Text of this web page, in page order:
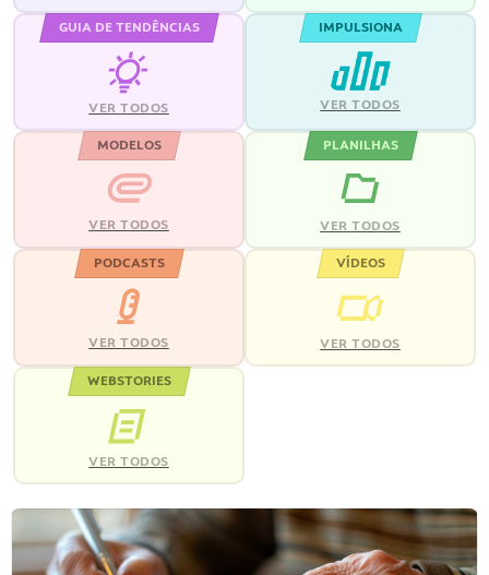
GUIA DE TENDÊNCIAS
VER TODOS
IMPULSIONA
VER TODOS
MODELOS
VER TODOS
PLANILHAS
VER TODOS
PODCASTS
VER TODOS
VÍDEOS
VER TODOS
WEBSTORIES
VER TODOS